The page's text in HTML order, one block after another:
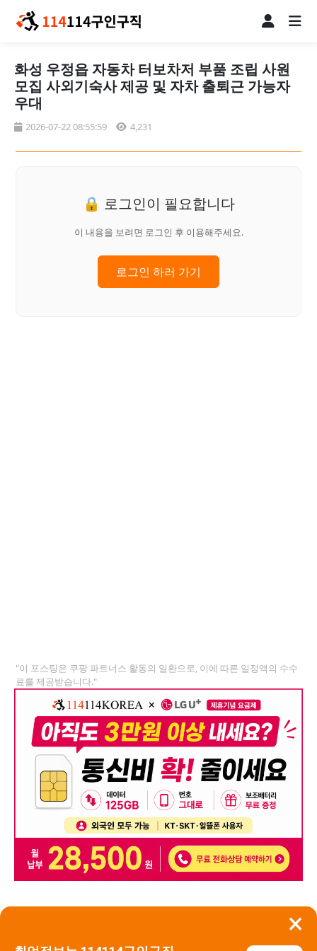
×
화성 우정읍 자동차 터보차저 부품 조립 사원
모집 사외기숙사 제공 및 자차 출퇴근 가능자
우대
2026-07-22 08:55:59 4,231
🔒 로그인이 필요합니다
이 내용을 보려면 로그인 후 이용해주세요.
로그인 하러 가기
"이 포스팅은 쿠팡 파트너스 활동의 일환으로, 이에 따른 일정액의 수수
료를 제공받습니다."